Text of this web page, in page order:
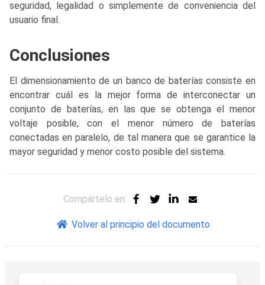
seguridad, legalidad o simplemente de conveniencia del
usuario final.
Conclusiones
El dimensionamiento de un banco de baterías consiste en
encontrar cuál es la mejor forma de interconectar un
conjunto de baterías, en las que se obtenga el menor
voltaje posible, con el menor número de baterías
conectadas en paralelo, de tal manera que se garantice la
mayor seguridad y menor costo posible del sistema.
Compártelo en:
Volver al principio del documento